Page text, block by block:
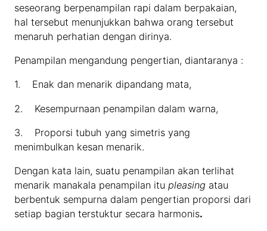
seseorang berpenampilan rapi dalam berpakaian,
hal tersebut menunjukkan bahwa orang tersebut
menaruh perhatian dengan dirinya.
Penampilan mengandung pengertian, diantaranya :
1. Enak dan menarik dipandang mata,
2. Kesempurnaan penampilan dalam warna,
3. Proporsi tubuh yang simetris yang
menimbulkan kesan menarik.
Dengan kata lain, suatu penampilan akan terlihat
menarik manakala penampilan itupleasing atau
berbentuk sempurna dalam pengertian proporsi dari
setiap bagian terstuktur secara harmonis.